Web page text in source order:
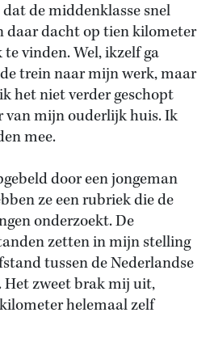
de middenklasse snel
daar dacht op tien kilometer
vinden. Wel, ikzelf ga
trein naar mijn werk, maar
het niet verder geschopt
mijn ouderlijk huis. Ik
mee.
door een jongeman
ze een rubriek die de
onderzoekt. De
zetten in mijn stelling
tussen de Nederlandse
Het zweet brak mij uit,
helemaal zelf